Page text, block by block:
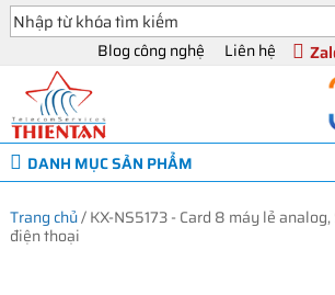
Blog công nghệ Liên hệ
DANH MỤC SẢN PHẨM
Trang chủ/KX-NS5173 - Card 8 máy lẻ
điện thoại